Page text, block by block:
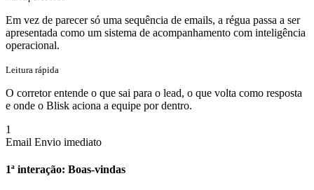
Em vez de parecer só uma sequência de emails, a régua passa a ser
apresentada como um sistema de acompanhamento com inteligência
operacional.
Leitura rápida
O corretor entende o que sai para o lead, o que volta como resposta
e onde o Blisk aciona a equipe por dentro.
1
Email Envio imediato
1ª interação: Boas-vindas